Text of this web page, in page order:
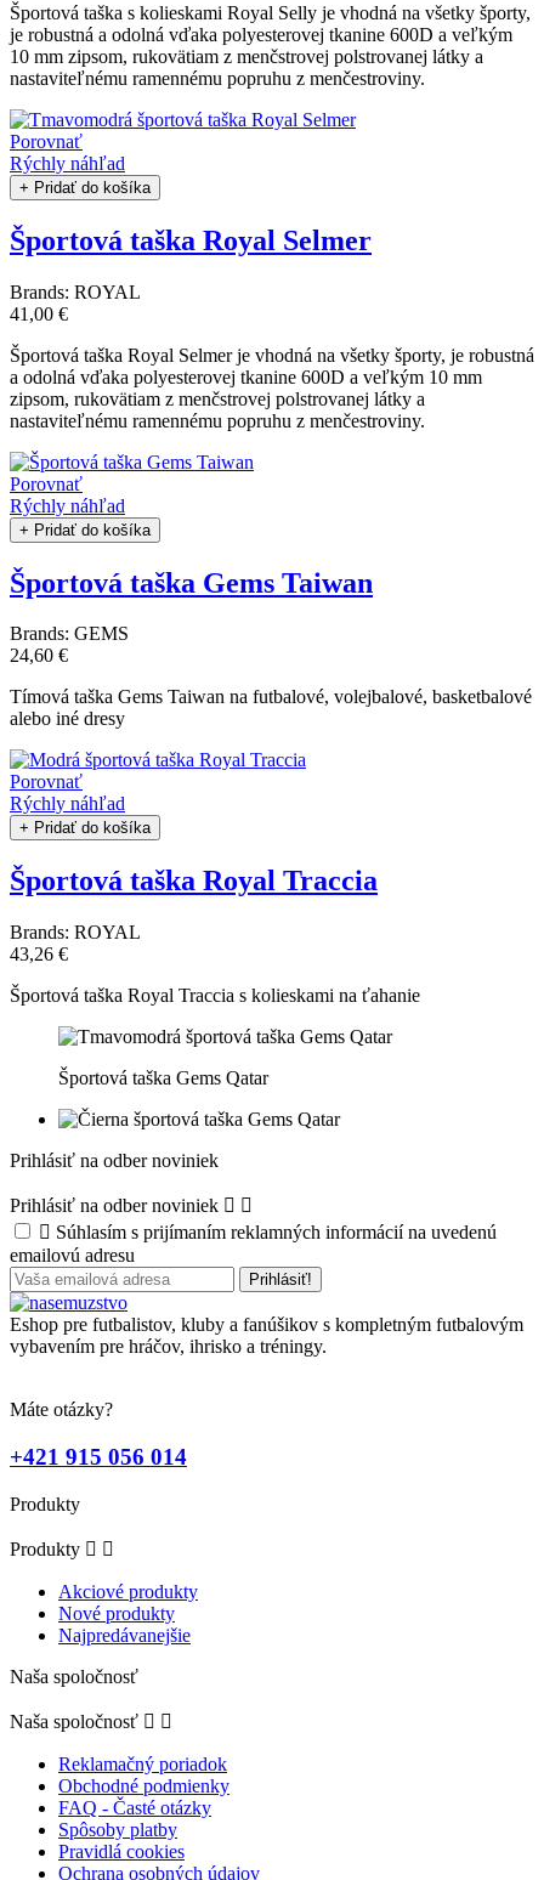
Športová taška s kolieskami Royal Selly je vhodná na všetky športy,
je robustná a odolná vďaka polyesterovej tkanine 600D a veľkým
10 mm zipsom, rukovätiam z menčstrovej polstrovanej látky a
nastaviteľnému ramennému popruhu z menčestroviny.
Porovnať
Rýchly náhľad
+ Pridať do košíka
Športová taška Royal Selmer
Brands: ROYAL
41,00 €
Športová taška Royal Selmer je vhodná na všetky športy, je robustná
a odolná vďaka polyesterovej tkanine 600D a veľkým 10 mm
zipsom, rukovätiam z menčstrovej polstrovanej látky a
nastaviteľnému ramennému popruhu z menčestroviny.
Porovnať
Rýchly náhľad
+ Pridať do košíka
Športová taška Gems Taiwan
Brands: GEMS
24,60 €
Tímová taška Gems Taiwan na futbalové, volejbalové, basketbalové
alebo iné dresy
Porovnať
Rýchly náhľad
+ Pridať do košíka
Športová taška Royal Traccia
Brands: ROYAL
43,26 €
Športová taška Royal Traccia s kolieskami na ťahanie
Športová taška Gems Qatar
Prihlásiť na odber noviniek
Prihlásiť na odber noviniek  
 Súhlasím s prijímaním reklamných informácií na uvedenú
emailovú adresu
Eshop pre futbalistov, kluby a fanúšikov s kompletným futbalovým
vybavením pre hráčov, ihrisko a tréningy.
Máte otázky?
+421 915 056 014
Produkty
Produkty  
Akciové produkty
Nové produkty
Najpredávanejšie
Naša spoločnosť
Naša spoločnosť  
Reklamačný poriadok
Obchodné podmienky
FAQ - Časté otázky
Spôsoby platby
Pravidlá cookies
Ochrana osobných údajov